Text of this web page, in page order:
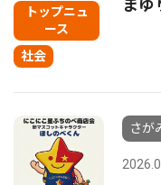
トップニュ
ース
社会
まゆ
さが